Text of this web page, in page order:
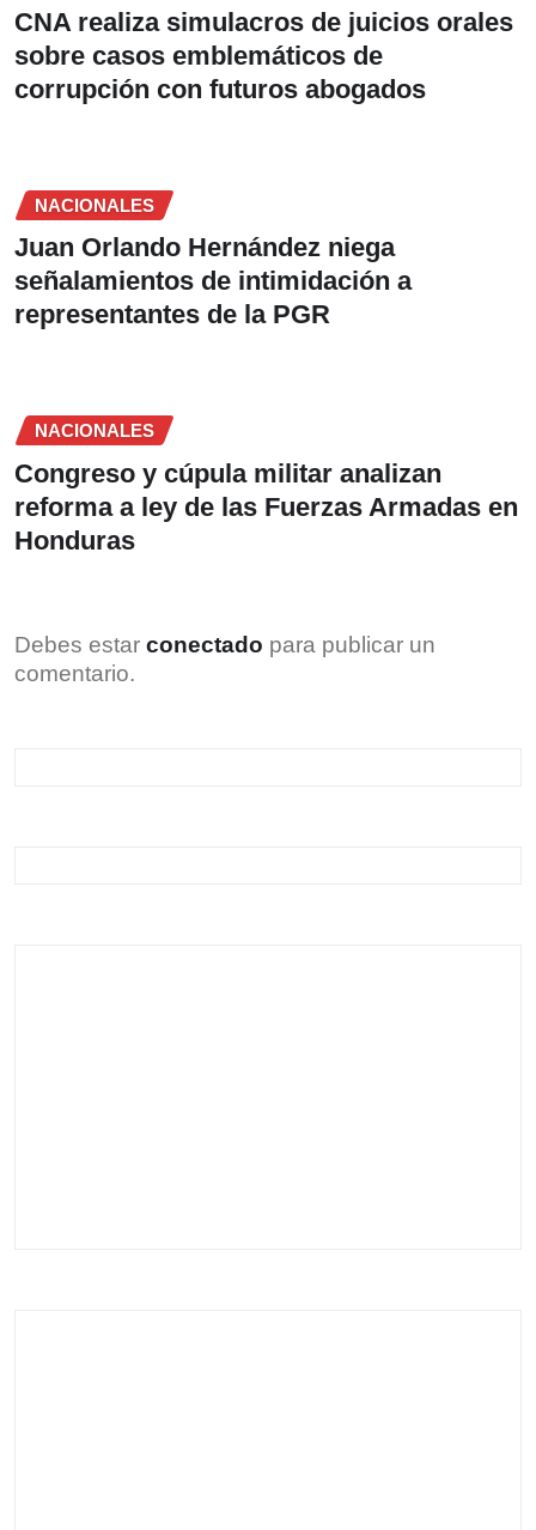
CNA realiza simulacros de juicios orales
sobre casos emblemáticos de
corrupción con futuros abogados
NACIONALES
Juan Orlando Hernández niega
señalamientos de intimidación a
representantes de la PGR
NACIONALES
Congreso y cúpula militar analizan
reforma a ley de las Fuerzas Armadas en
Honduras
Debes estar conectado para publicar un
comentario.